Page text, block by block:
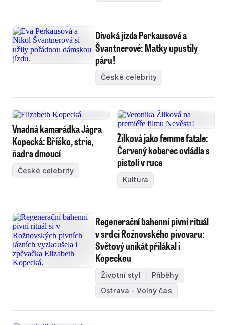
Divoká jízda Perkausové a
Švantnerové: Matky upustily
páru!
České celebrity
Vnadná kamarádka Jágra
Kopecká: Bříško, strie,
ňadra dmoucí
České celebrity
Žilková jako femme fatale:
Červený koberec ovládla s
pistolí v ruce
Kultura
Regenerační bahenní pivní rituál
v srdci Rožnovského pivovaru:
Světový unikát přilákal i
Kopeckou
Životní styl
Příběhy
Ostrava - Volný čas